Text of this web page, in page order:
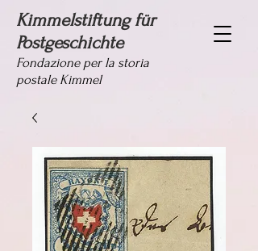
Kimmelstiftung für
Postgeschichte
Fondazione per la storia
postale Kimmel